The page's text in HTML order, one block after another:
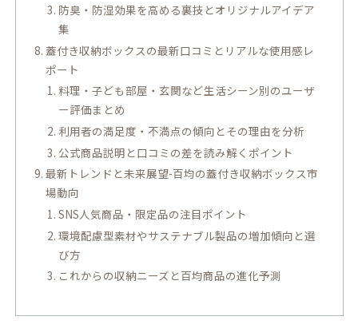
防臭・防湿効果を高める裏技とオリジナルアイデア
集
蓋付き収納ボックスの最新口コミとリアルな使用感レ
ポート
料理・子ども部屋・玄関など生活シーン別のユーザ
ー評価まとめ
利用者の満足度・不満点の傾向とその理由を分析
公式商品説明と口コミの差を読み解くポイント
最新トレンドと未来展望-百均の蓋付き収納ボックス市
場動向
SNS人気商品・限定品の注目ポイント
環境配慮型素材やサステナブル製品の増加傾向と選
び方
これからの収納ニーズと百均商品の進化予測